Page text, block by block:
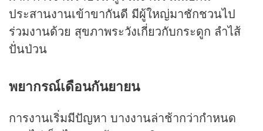
ประสานงานเข้าขากันดี มีผู้ใหญ่มาชักชวนไป
ร่วมงานด้วย สุขภาพระวังเกี่ยวกับกระดูก ลำไส้
ปั่นป่วน
พยากรณ์เดือนกันยายน
การงานเริ่มมีปัญหา บางงานล่าช้ากว่ากำหนด